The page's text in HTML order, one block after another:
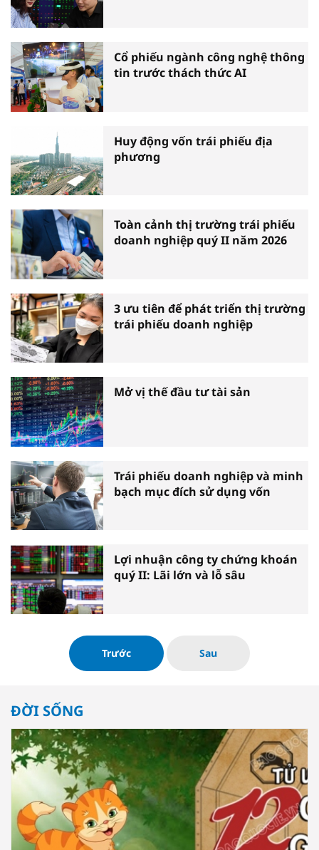
Cổ phiếu ngành công nghệ thông
tin trước thách thức AI
Huy động vốn trái phiếu địa
phương
Toàn cảnh thị trường trái phiếu
doanh nghiệp quý II năm 2026
3 ưu tiên để phát triển thị trường
trái phiếu doanh nghiệp
Mở vị thế đầu tư tài sản
Trái phiếu doanh nghiệp và minh
bạch mục đích sử dụng vốn
Lợi nhuận công ty chứng khoán
quý II: Lãi lớn và lỗ sâu
Trước Sau
ĐỜI SỐNG